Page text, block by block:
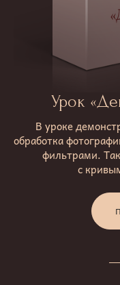
Урок
В уроке
обработка
фильтрами.
с